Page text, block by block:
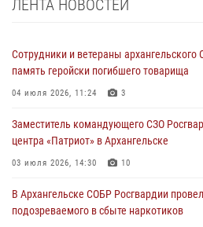
ЛЕНТА НОВОСТЕЙ
Сотрудники и ветераны
память геройски погибшего товарища
04 июля 2026, 11:24 3
Заместитель командующего СЗО
центра «Патриот» в Архангельске
03 июля 2026, 14:30 10
В Архангельске СОБР Росгвардии
подозреваемого в сбыте наркотиков